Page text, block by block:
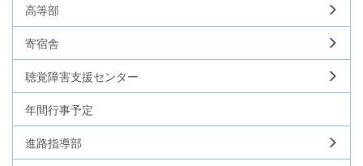
高等部
寄宿舎
聴覚障害支援センター
年間行事予定
進路指導部